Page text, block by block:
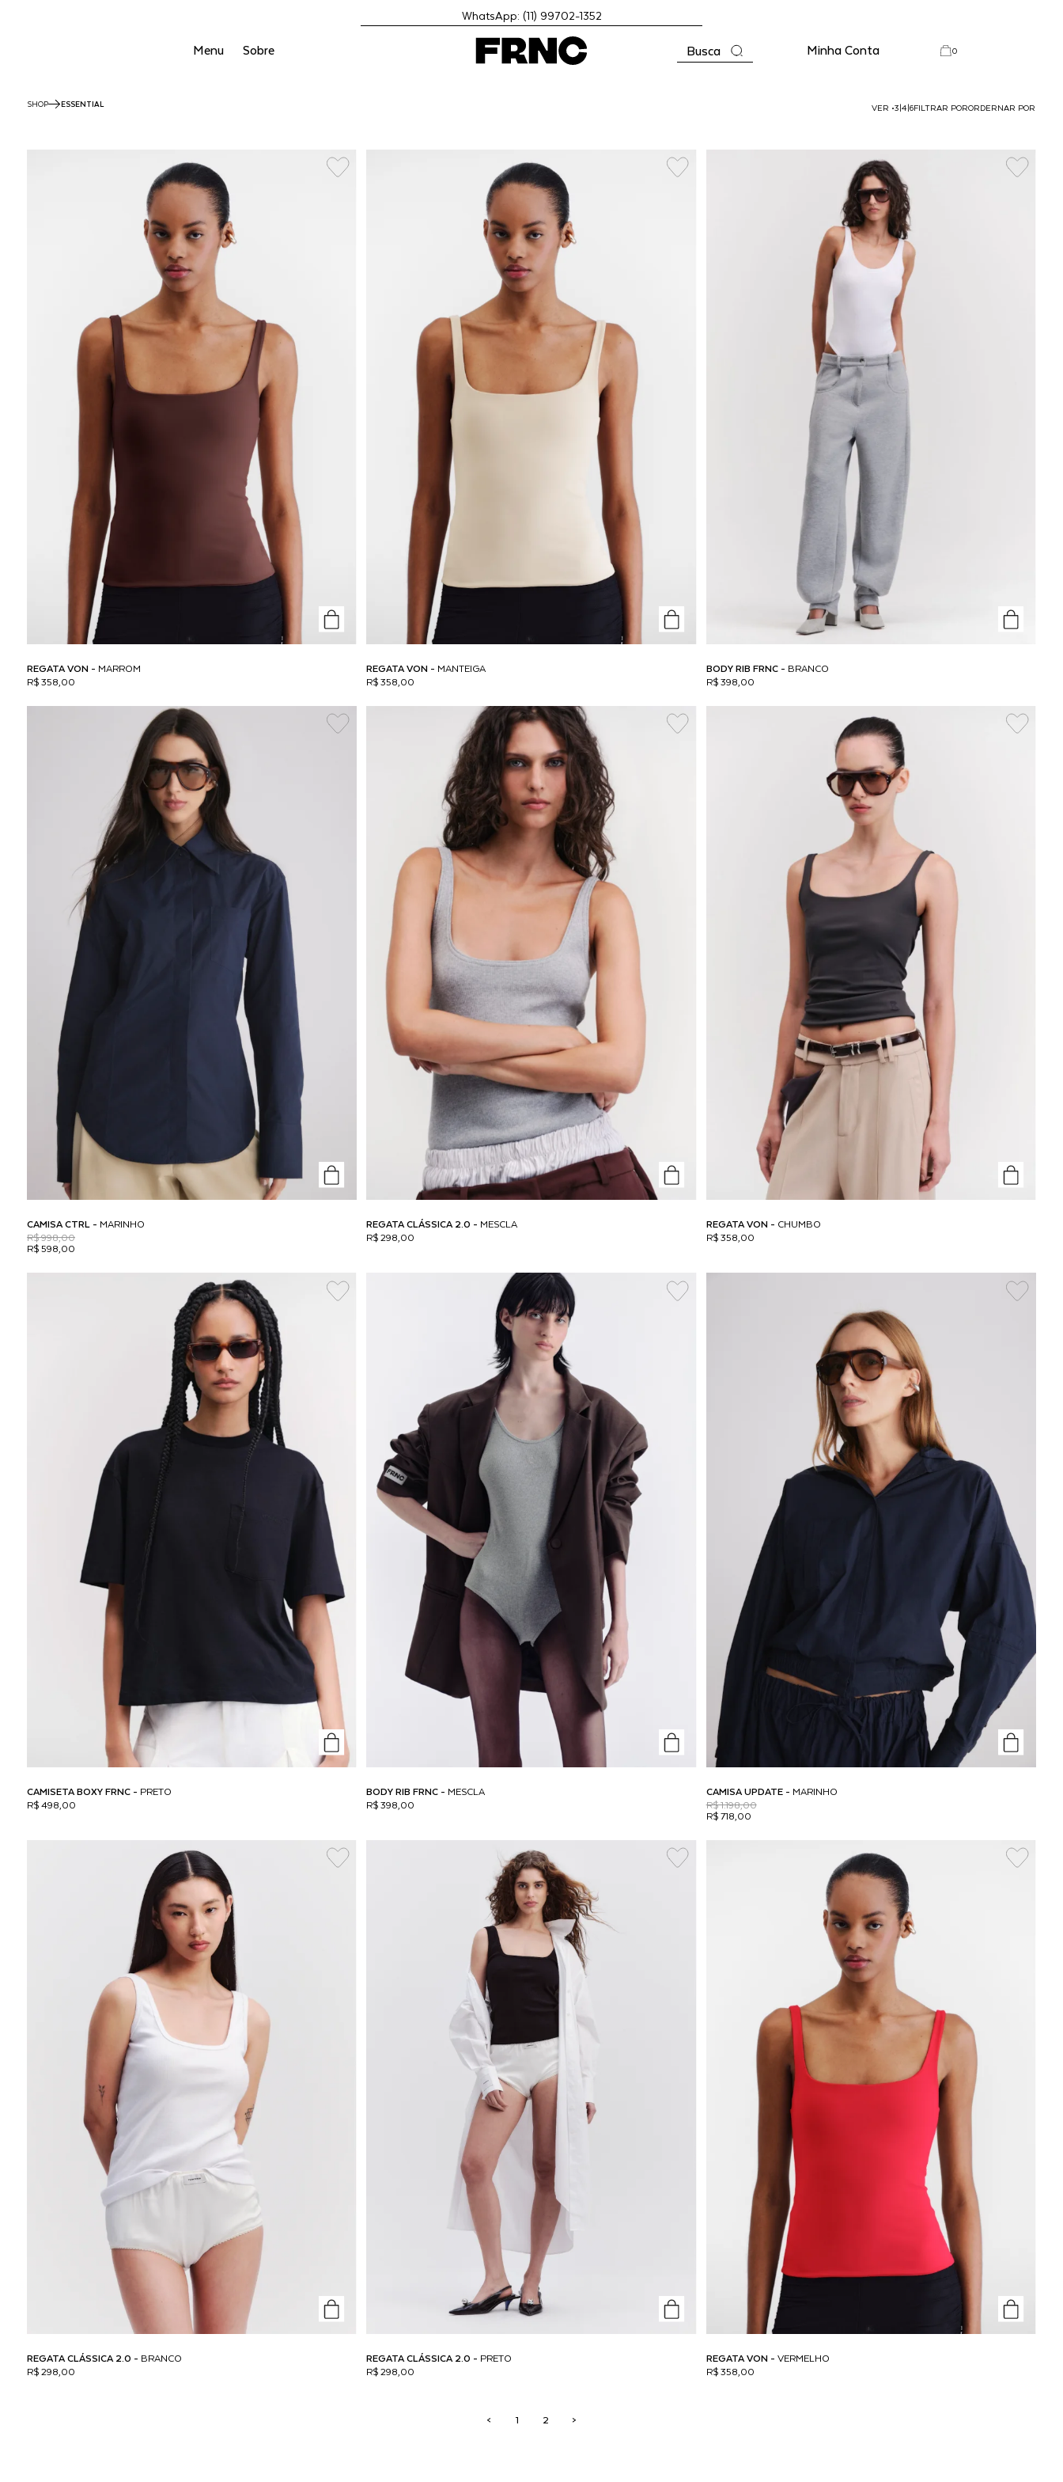
WhatsApp: (11) 99702-1352
Menu Sobre Busca Minha Conta 0
SHOP ESSENTIAL VER •3|4|6FILTRAR PORORDERNAR POR
REGATA VON - MARROM
R$ 358,00
REGATA VON - MANTEIGA
R$ 358,00
BODY RIB FRNC - BRANCO
R$ 398,00
CAMISA CTRL - MARINHO
R$ 598,00
R$ 998,00
REGATA CLÁSSICA 2.0 - MESCLA
R$ 298,00
REGATA VON - CHUMBO
R$ 358,00
CAMISETA BOXY FRNC - PRETO
R$ 498,00
BODY RIB FRNC - MESCLA
R$ 398,00
CAMISA UPDATE - MARINHO
R$ 718,00
R$ 1.198,00
REGATA CLÁSSICA 2.0 - BRANCO
R$ 298,00
REGATA CLÁSSICA 2.0 - PRETO
R$ 298,00
REGATA VON - VERMELHO
R$ 358,00
< 1 2 >